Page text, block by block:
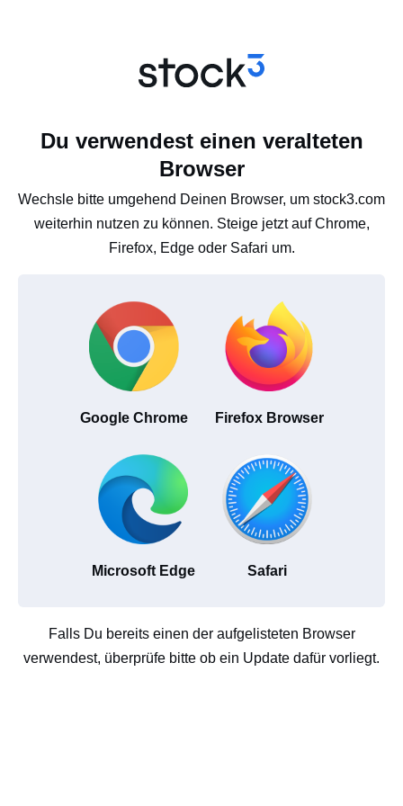
Du verwendest einen veralteten
Browser
Wechsle bitte umgehend Deinen Browser, um stock3.com
weiterhin nutzen zu können. Steige jetzt auf Chrome,
Firefox, Edge oder Safari um.
Google Chrome Firefox Browser
Microsoft Edge Safari
Falls Du bereits einen der aufgelisteten Browser
verwendest, überprüfe bitte ob ein Update dafür vorliegt.